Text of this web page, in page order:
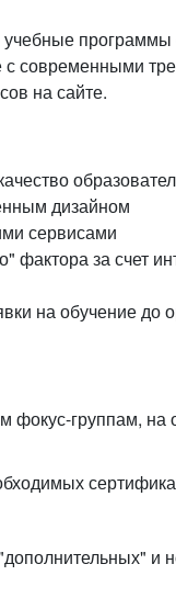
учебные
на сайте.
дизайном
сервисами
за счет
на обучение до
группам,
и